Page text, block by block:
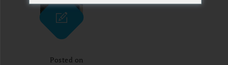
Posted on